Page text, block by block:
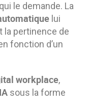
le demande. La
lui
la pertinence de
fonction d’un
workplace,
IA sous la forme